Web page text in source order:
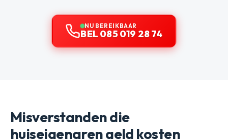
NU BEREIKBAAR
BEL 085 019 28 74
Misverstanden die
huiseigenaren geld kosten